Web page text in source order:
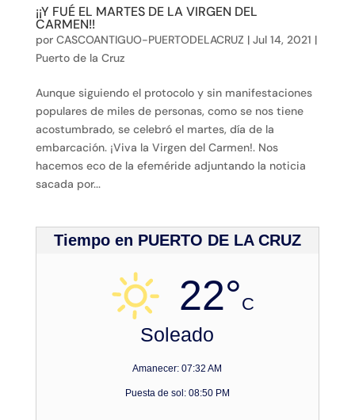
¡¡Y FUÉ EL MARTES DE LA VIRGEN DEL
CARMEN!!
por CASCOANTIGUO-PUERTODELACRUZ | Jul 14, 2021 |
Puerto de la Cruz
Aunque siguiendo el protocolo y sin manifestaciones
populares de miles de personas, como se nos tiene
acostumbrado, se celebró el martes, día de la
embarcación. ¡Viva la Virgen del Carmen!. Nos
hacemos eco de la efeméride adjuntando la noticia
sacada por...
Tiempo en PUERTO DE LA CRUZ
22°C
Soleado
Amanecer: 07:32 AM
Puesta de sol: 08:50 PM